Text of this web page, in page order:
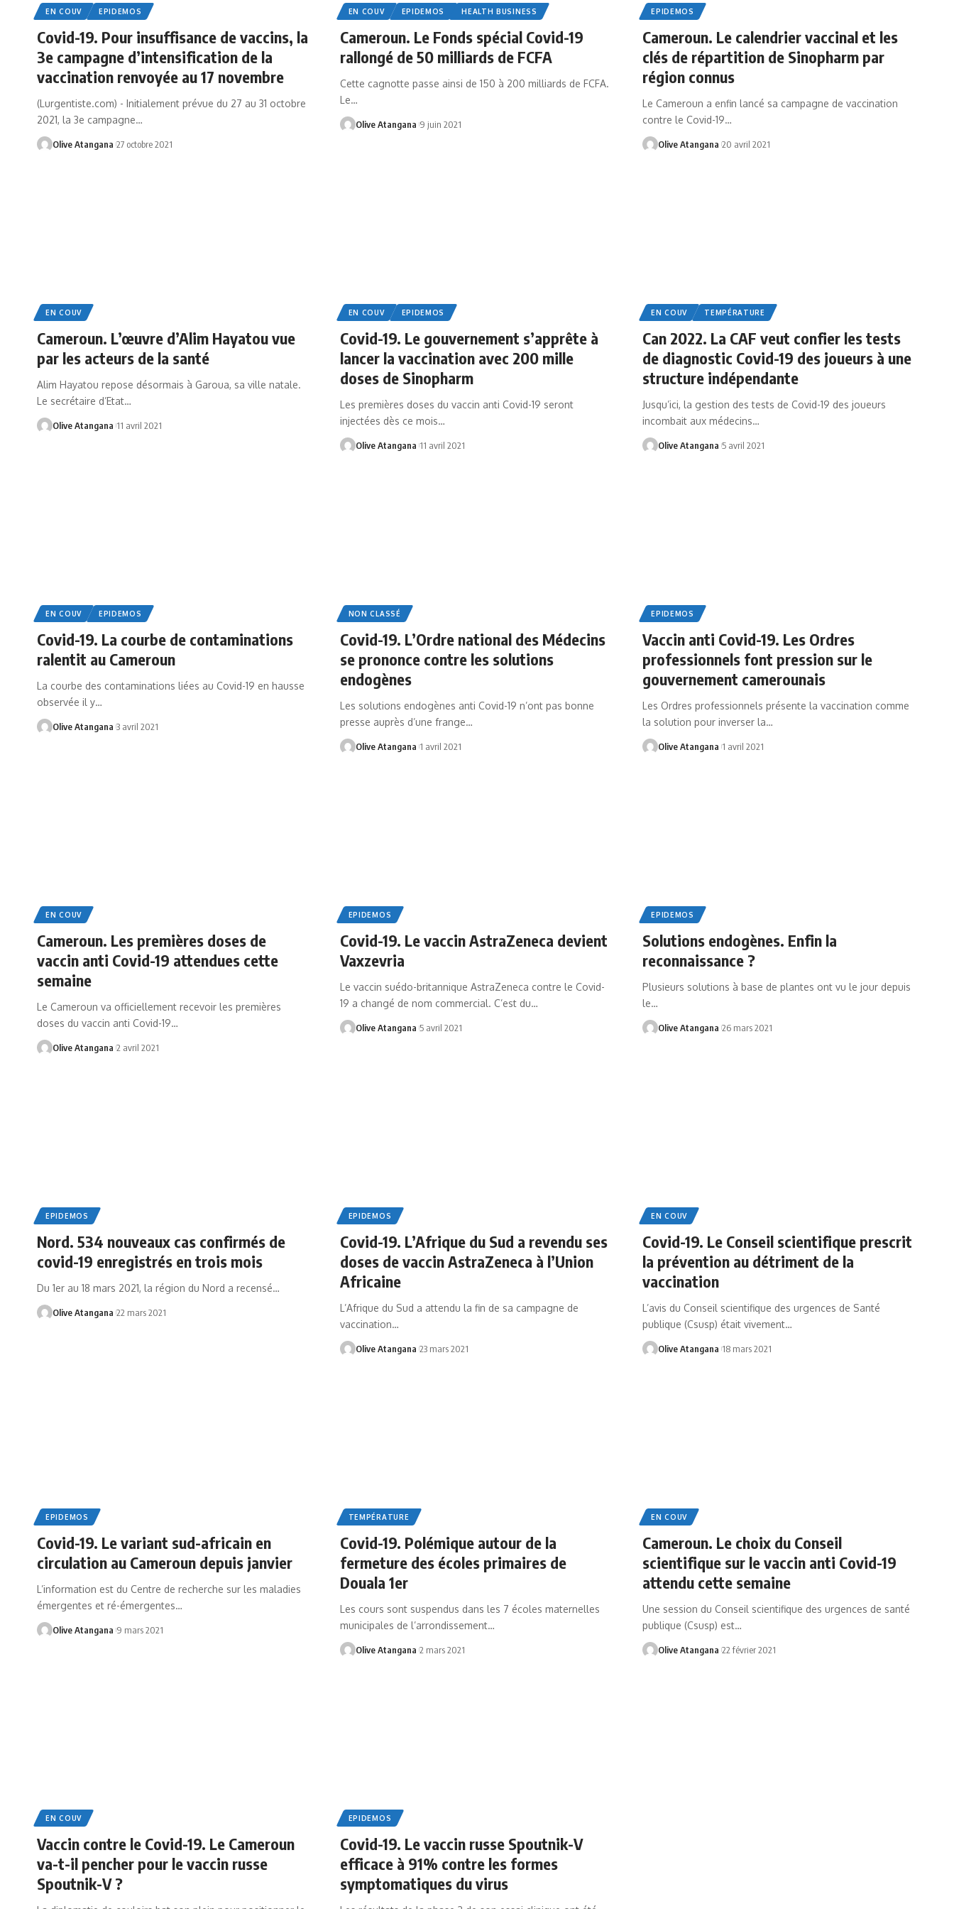
EN COUV EPIDEMOS
Covid-19. Pour insuffisance de vaccins, la
3e campagne d’intensification de la
vaccination renvoyée au 17 novembre
(Lurgentiste.com) - Initialement prévue du 27 au 31 octobre
2021, la 3e campagne…
Olive Atangana 27 octobre 2021
EN COUV EPIDEMOS HEALTH BUSINESS
Cameroun. Le Fonds spécial Covid-19
rallongé de 50 milliards de FCFA
Cette cagnotte passe ainsi de 150 à 200 milliards de FCFA.
Le…
Olive Atangana 9 juin 2021
EPIDEMOS
Cameroun. Le calendrier vaccinal et les
clés de répartition de Sinopharm par
région connus
Le Cameroun a enfin lancé sa campagne de vaccination
contre le Covid-19…
Olive Atangana 20 avril 2021
EN COUV
Cameroun. L’œuvre d’Alim Hayatou vue
par les acteurs de la santé
Alim Hayatou repose désormais à Garoua, sa ville natale.
Le secrétaire d’Etat…
Olive Atangana 11 avril 2021
EN COUV EPIDEMOS
Covid-19. Le gouvernement s’apprête à
lancer la vaccination avec 200 mille
doses de Sinopharm
Les premières doses du vaccin anti Covid-19 seront
injectées dès ce mois…
Olive Atangana 11 avril 2021
EN COUV TEMPÉRATURE
Can 2022. La CAF veut confier les tests
de diagnostic Covid-19 des joueurs à une
structure indépendante
Jusqu’ici, la gestion des tests de Covid-19 des joueurs
incombait aux médecins…
Olive Atangana 5 avril 2021
EN COUV EPIDEMOS
Covid-19. La courbe de contaminations
ralentit au Cameroun
La courbe des contaminations liées au Covid-19 en hausse
observée il y…
Olive Atangana 3 avril 2021
NON CLASSÉ
Covid-19. L’Ordre national des Médecins
se prononce contre les solutions
endogènes
Les solutions endogènes anti Covid-19 n’ont pas bonne
presse auprès d’une frange…
Olive Atangana 1 avril 2021
EPIDEMOS
Vaccin anti Covid-19. Les Ordres
professionnels font pression sur le
gouvernement camerounais
Les Ordres professionnels présente la vaccination comme
la solution pour inverser la…
Olive Atangana 1 avril 2021
EN COUV
Cameroun. Les premières doses de
vaccin anti Covid-19 attendues cette
semaine
Le Cameroun va officiellement recevoir les premières
doses du vaccin anti Covid-19…
Olive Atangana 2 avril 2021
EPIDEMOS
Covid-19. Le vaccin AstraZeneca devient
Vaxzevria
Le vaccin suédo-britannique AstraZeneca contre le Covid-
19 a changé de nom commercial. C’est du…
Olive Atangana 5 avril 2021
EPIDEMOS
Solutions endogènes. Enfin la
reconnaissance ?
Plusieurs solutions à base de plantes ont vu le jour depuis
le…
Olive Atangana 26 mars 2021
EPIDEMOS
Nord. 534 nouveaux cas confirmés de
covid-19 enregistrés en trois mois
Du 1er au 18 mars 2021, la région du Nord a recensé…
Olive Atangana 22 mars 2021
EPIDEMOS
Covid-19. L’Afrique du Sud a revendu ses
doses de vaccin AstraZeneca à l’Union
Africaine
L’Afrique du Sud a attendu la fin de sa campagne de
vaccination…
Olive Atangana 23 mars 2021
EN COUV
Covid-19. Le Conseil scientifique prescrit
la prévention au détriment de la
vaccination
L’avis du Conseil scientifique des urgences de Santé
publique (Csusp) était vivement…
Olive Atangana 18 mars 2021
EPIDEMOS
Covid-19. Le variant sud-africain en
circulation au Cameroun depuis janvier
L’information est du Centre de recherche sur les maladies
émergentes et ré-émergentes…
Olive Atangana 9 mars 2021
TEMPÉRATURE
Covid-19. Polémique autour de la
fermeture des écoles primaires de
Douala 1er
Les cours sont suspendus dans les 7 écoles maternelles
municipales de l’arrondissement…
Olive Atangana 2 mars 2021
EN COUV
Cameroun. Le choix du Conseil
scientifique sur le vaccin anti Covid-19
attendu cette semaine
Une session du Conseil scientifique des urgences de santé
publique (Csusp) est…
Olive Atangana 22 février 2021
EN COUV
Vaccin contre le Covid-19. Le Cameroun
va-t-il pencher pour le vaccin russe
Spoutnik-V ?
EPIDEMOS
Covid-19. Le vaccin russe Spoutnik-V
efficace à 91% contre les formes
symptomatiques du virus